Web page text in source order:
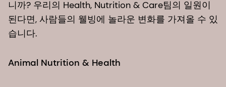
니까? 우리의 Health, Nutrition & Care팀의 일원이
된다면, 사람들의 웰빙에 놀라운 변화를 가져올 수 있
습니다.
Animal Nutrition & Health